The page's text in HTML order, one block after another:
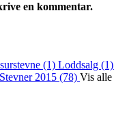
en kommentar.
(1) Loddsalg (1)
Stevner 2015 (78) Vis alle